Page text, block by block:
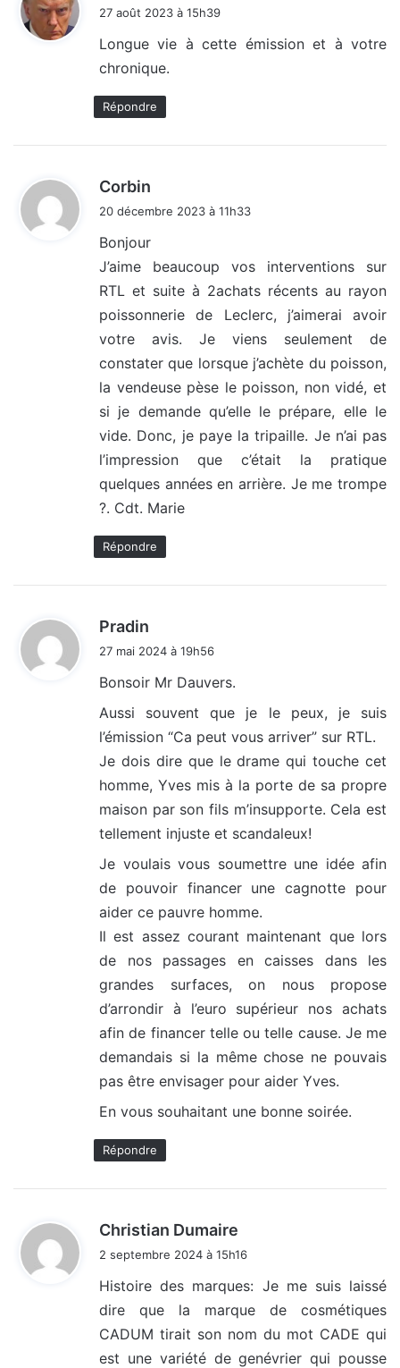
27 août 2023 à 15h39
Longue vie à cette émission et à votre
chronique.
Répondre
Corbin
:
20 décembre 2023 à 11h33
Bonjour
J’aime beaucoup vos interventions sur
RTL et suite à 2achats récents au rayon
poissonnerie de Leclerc, j’aimerai avoir
votre avis. Je viens seulement de
constater que lorsque j’achète du poisson,
la vendeuse pèse le poisson, non vidé, et
si je demande qu’elle le prépare, elle le
vide. Donc, je paye la tripaille. Je n’ai pas
l’impression que c’était la pratique
quelques années en arrière. Je me trompe
?. Cdt. Marie
Répondre
Pradin
27 mai 2024 à 19h56
Bonsoir Mr Dauvers.
Aussi souvent que je le peux, je suis
l’émission “Ca peut vous arriver” sur RTL.
Je dois dire que le drame qui touche cet
homme, Yves mis à la porte de sa propre
maison par son fils m’insupporte. Cela est
tellement injuste et scandaleux!
Je voulais vous soumettre une idée afin
de pouvoir financer une cagnotte pour
aider ce pauvre homme.
Il est assez courant maintenant que lors
de nos passages en caisses dans les
grandes surfaces, on nous propose
d’arrondir à l’euro supérieur nos achats
afin de financer telle ou telle cause. Je me
demandais si la même chose ne pouvais
pas être envisager pour aider Yves.
En vous souhaitant une bonne soirée.
Répondre
Christian Dumaire
:
2 septembre 2024 à 15h16
Histoire des marques: Je me suis laissé
dire que la marque de cosmétiques
CADUM tirait son nom du mot CADE qui
est une variété de genévrier qui pousse